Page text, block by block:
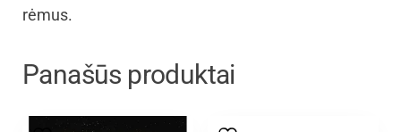
rėmus.
Panašūs produktai